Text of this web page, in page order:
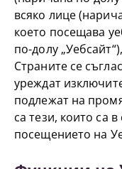
всяко лице
което посещава
по-долу
Страните се
уреждат
подлежат на
са тези, които са
посещението на